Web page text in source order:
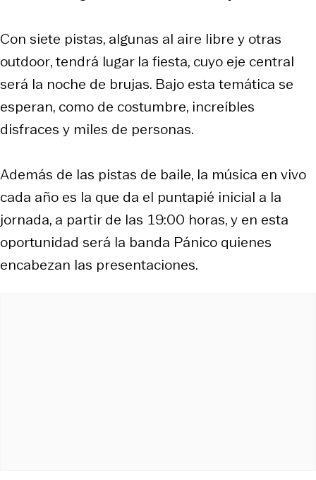
Con siete pistas, algunas al aire libre y otras
outdoor, tendrá lugar la fiesta, cuyo eje central
será la noche de brujas. Bajo esta temática se
esperan, como de costumbre, increíbles
disfraces y miles de personas.
Además de las pistas de baile, la música en vivo
cada año es la que da el puntapié inicial a la
jornada, a partir de las 19:00 horas, y en esta
oportunidad será la banda Pánico quienes
encabezan las presentaciones.